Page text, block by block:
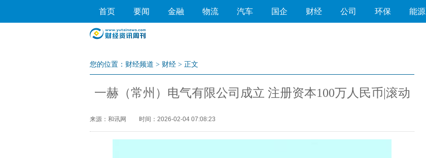
首页 要闻 金融 物流 汽车 国企 财经 公司 环保 能源
您的位置： 财经频道 > 财经 > 正文
一赫（常州）电气有限公司成立 注册资本100万人民币|滚动
来源：和讯网 时间：2026-02-04 07:08:23